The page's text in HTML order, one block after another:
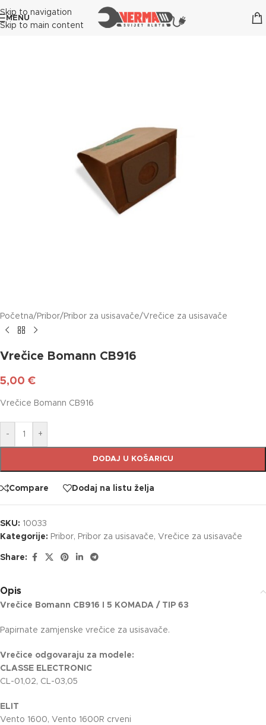
Skip to navigation
Skip to main content
MENU
Početna/ Pribor/ Pribor za usisavače/Vrečice za usisavače
Vrečice Bomann CB916
5,00 €
Vrečice Bomann CB916
- +
DODAJ U KOŠARICU
Compare Dodaj na listu želja
SKU: 10033
Kategorije: Pribor, Pribor za usisavače, Vrečice za usisavače
Share:
Opis
Vrečice Bomann CB916 I 5 KOMADA / TIP 63
Papirnate zamjenske vrečice za usisavače.
Vrečice odgovaraju za modele:
CLASSE ELECTRONIC
CL-01,02, CL-03,05
ELIT
Vento 1600, Vento 1600R crveni